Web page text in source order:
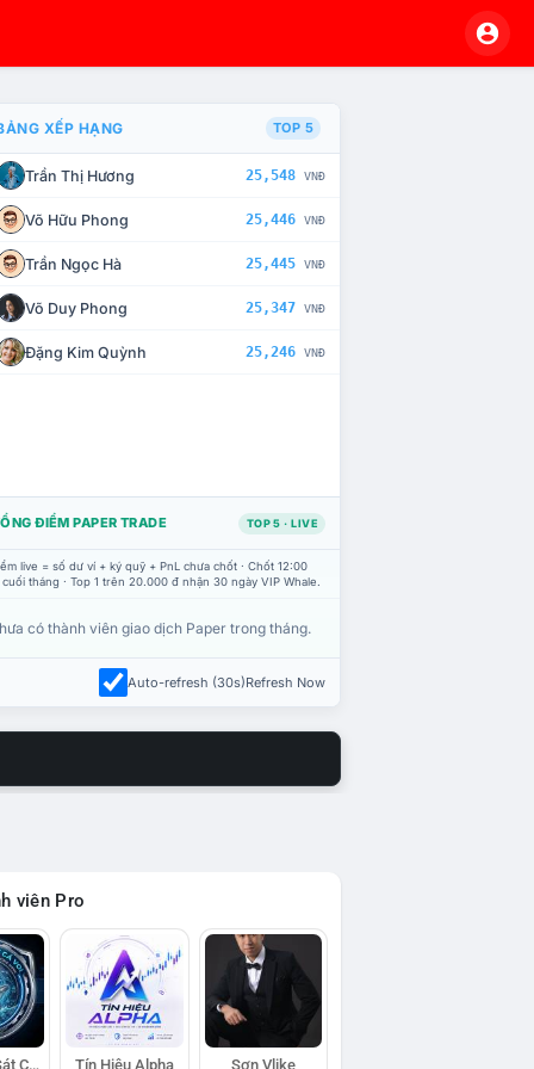
CHẾ TÀI XỬ LÝ VI PHẠM
XẾP HẠNG TOP 5
Trần Thị Hương 25,548 VNĐ
Võ Hữu Phong 25,446 VNĐ
Trần Ngọc Hà 25,445 VNĐ
Võ Duy Phong 25,347 VNĐ
Đặng Kim Quỳnh 25,246 VNĐ
ĐIỂM PAPER TRADE TOP 5 · LIVE
live = số dư ví + ký quỹ + PnL chưa chốt · Chốt 12:00
tháng · Top 1 trên 20.000 đ nhận 30 ngày VIP Whale.
có thành viên giao dịch Paper trong tháng.
Auto-refresh (30s)Refresh Now
viên Pro
Đội Trinh Sát Cá Voi Tín Hiệu Alpha Sơn Vlike